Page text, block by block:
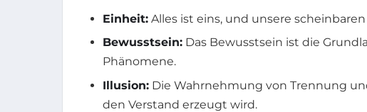
Einheit: Alles ist eins, und unsere
Bewusstsein: Das Bewusstsein ist die
Phänomene.
Illusion: Die Wahrnehmung von Trennung
den Verstand erzeugt wird.